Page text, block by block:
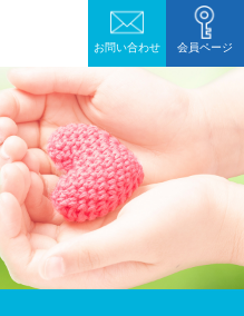
お問い合わせ 会員ページ